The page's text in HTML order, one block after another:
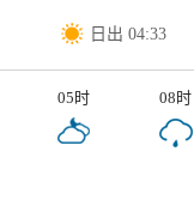
日出 04:33
05时 08时